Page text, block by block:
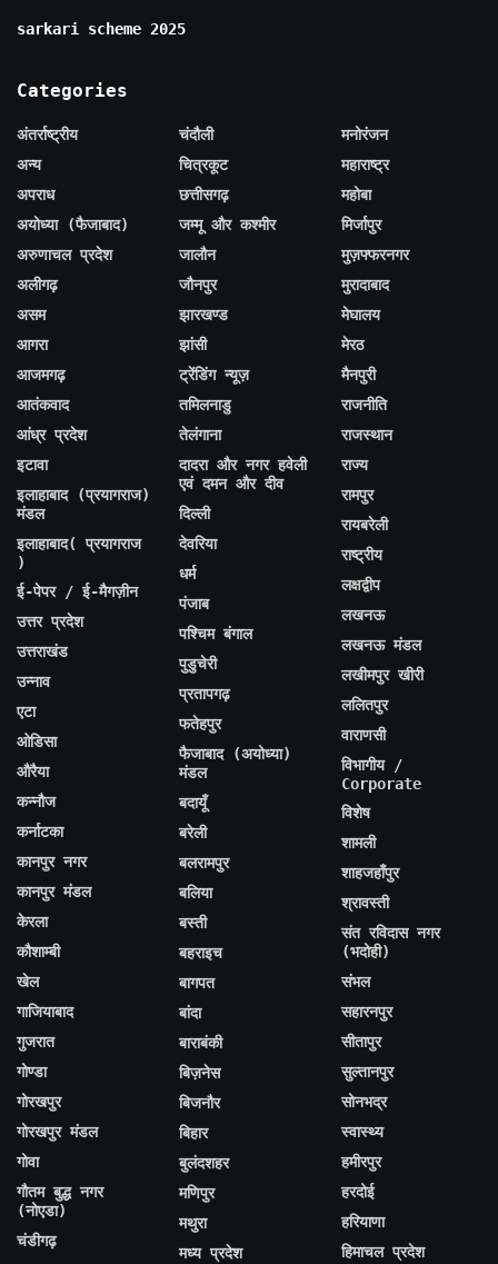
sarkari scheme 2025
Categories
अंतर्राष्ट्रीय
अन्य
अपराध
अयोध्या (फैजाबाद)
अरुणाचल प्रदेश
अलीगढ़
असम
आगरा
आजमगढ़
आतंकवाद
आंध्र प्रदेश
इटावा
इलाहाबाद (प्रयागराज)
मंडल
इलाहाबाद( प्रयागराज
)
ई-पेपर / ई-मैगज़ीन
उत्तर प्रदेश
उत्तराखंड
उन्नाव
एटा
ओडिसा
औरैया
कन्नौज
कर्नाटका
कानपुर नगर
कानपुर मंडल
केरला
कौशाम्बी
खेल
गाजियाबाद
गुजरात
गोण्डा
गोरखपुर
गोरखपुर मंडल
गोवा
गौतम बुद्ध नगर
(नोएडा)
चंडीगढ़
चंदौली
चित्रकूट
छत्तीसगढ़
जम्मू और कश्मीर
जालौन
जौनपुर
झारखण्ड
झांसी
ट्रेंडिंग न्यूज़
तमिलनाडु
तेलंगाना
दादरा और नगर हवेली
एवं दमन और दीव
दिल्ली
देवरिया
धर्म
पंजाब
पश्चिम बंगाल
पुडुचेरी
प्रतापगढ़
फतेहपुर
फैजाबाद (अयोध्या)
मंडल
बदायूँ
बरेली
बलरामपुर
बलिया
बस्ती
बहराइच
बागपत
बांदा
बाराबंकी
बिज़नेस
बिजनौर
बिहार
बुलंदशहर
मणिपुर
मथुरा
मध्य प्रदेश
मनोरंजन
महाराष्ट्र
महोबा
मिर्जापुर
मुज़फ्फरनगर
मुरादाबाद
मेघालय
मेरठ
मैनपुरी
राजनीति
राजस्थान
राज्य
रामपुर
रायबरेली
राष्ट्रीय
लक्षद्वीप
लखनऊ
लखनऊ मंडल
लखीमपुर खीरी
ललितपुर
वाराणसी
विभागीय /
Corporate
विशेष
शामली
शाहजहाँपुर
श्रावस्ती
संत रविदास नगर
(भदोही)
संभल
सहारनपुर
सीतापुर
सुल्तानपुर
सोनभद्र
स्वास्थ्य
हमीरपुर
हरदोई
हरियाणा
हिमाचल प्रदेश